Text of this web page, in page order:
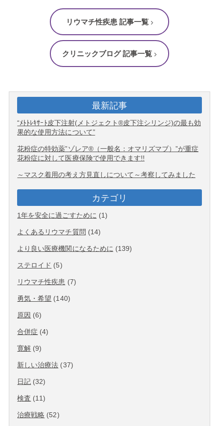
リウマチ性疾患 記事一覧
クリニックブログ 記事一覧
最新記事
“ﾒﾄﾄﾚｷｻｰﾄ皮下注射(メトジェクト®皮下注シリンジ)の最も効
果的な使用方法について”
花粉症の特効薬”ゾレア®（一般名：オマリズマブ）”が重症
花粉症に対して医療保険で使用できます!!
～マスク着用の考え方見直しについて～考察してみました
カテゴリ
1年を安全に過ごすために (1)
よくあるリウマチ質問 (14)
より良い医療機関になるために (139)
ステロイド (5)
リウマチ性疾患 (7)
勇気・希望 (140)
原因 (6)
合併症 (4)
寛解 (9)
新しい治療法 (37)
日記 (32)
検査 (11)
治療戦略 (52)